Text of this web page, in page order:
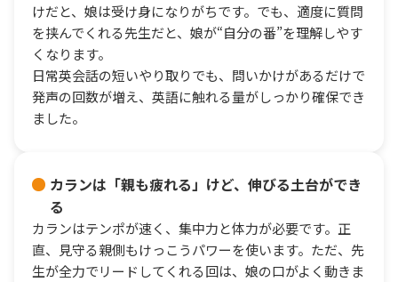
けだと、娘は受け身になりがちです。でも、適度に質問
を挟んでくれる先生だと、娘が“自分の番”を理解しやす
くなります。
日常英会話の短いやり取りでも、問いかけがあるだけで
発声の回数が増え、英語に触れる量がしっかり確保でき
ました。
カランは「親も疲れる」けど、伸びる土台ができ
る
カランはテンポが速く、集中力と体力が必要です。正
直、見守る親側もけっこうパワーを使います。ただ、先
生が全力でリードしてくれる回は、娘の口がよく動きま